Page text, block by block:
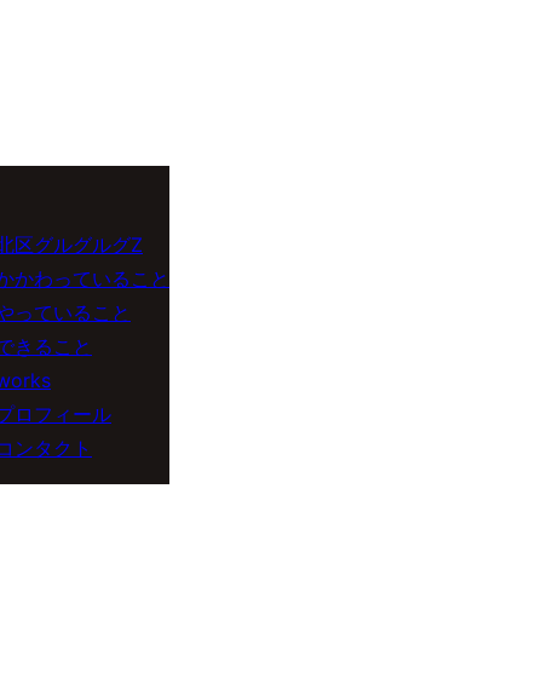
区グルグルグZ
かわっていること
っていること
きること
ロフィール
ンタクト